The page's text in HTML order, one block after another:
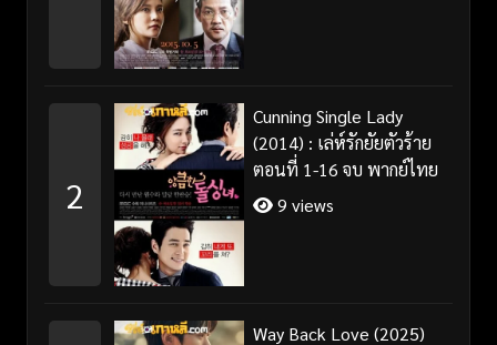
2
Cunning Single Lady
(2014) : เล่ห์รักยัยตัวร้าย
ตอนที่ 1-16 จบ พากย์ไทย
9 views
Way Back Love (2025)